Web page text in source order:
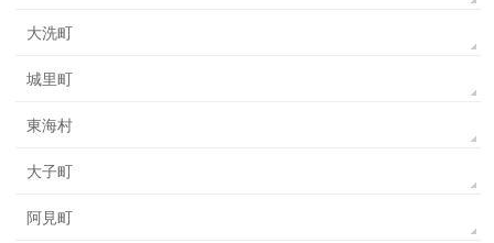
大洗町
城里町
東海村
大子町
阿見町